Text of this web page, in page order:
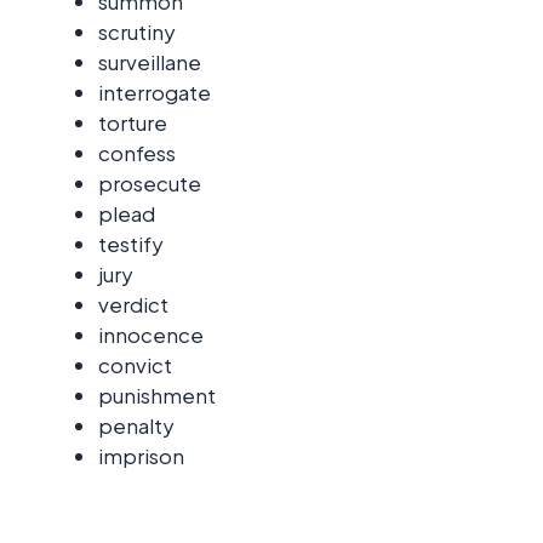
scrutiny
surveillane
interrogate
torture
confess
prosecute
plead
testify
jury
verdict
innocence
convict
punishment
penalty
imprison